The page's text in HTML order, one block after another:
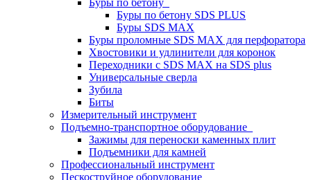
Буры по бетону
Буры по бетону SDS PLUS
Буры SDS MAX
Буры проломные SDS MAX для перфоратора
Хвостовики и удлинители для коронок
Переходники с SDS MAX на SDS plus
Универсальные сверла
Зубила
Биты
Измерительный инструмент
Подъемно-транспортное оборудование
Зажимы для переноски каменных плит
Подъемники для камней
Профессиональный инструмент
Пескоструйное оборудование